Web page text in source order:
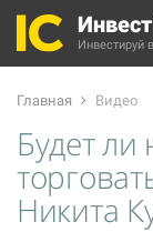
Инвестируй
Главная Видео
Будет
Никита